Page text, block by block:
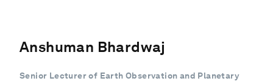
Anshuman Bhardwaj
Senior Lecturer of Earth Observation and Planetary